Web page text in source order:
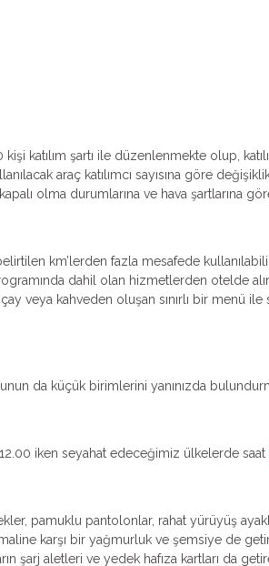
katılım şartı ile düzenlenmekte olup,
araç katılımcı sayısına göre
olma durumlarına ve hava şartlarına
km’lerden fazla mesafede
dahil olan hizmetlerden otelde
veya kahveden oluşan sınırlı bir menü
da küçük birimlerini yanınızda
12.00 iken seyahat edeceğimiz ülkelerde saat
pamuklu pantolonlar, rahat yürüyüş
karşı bir yağmurluk ve şemsiye de
şarj aletleri ve yedek hafıza kartları da